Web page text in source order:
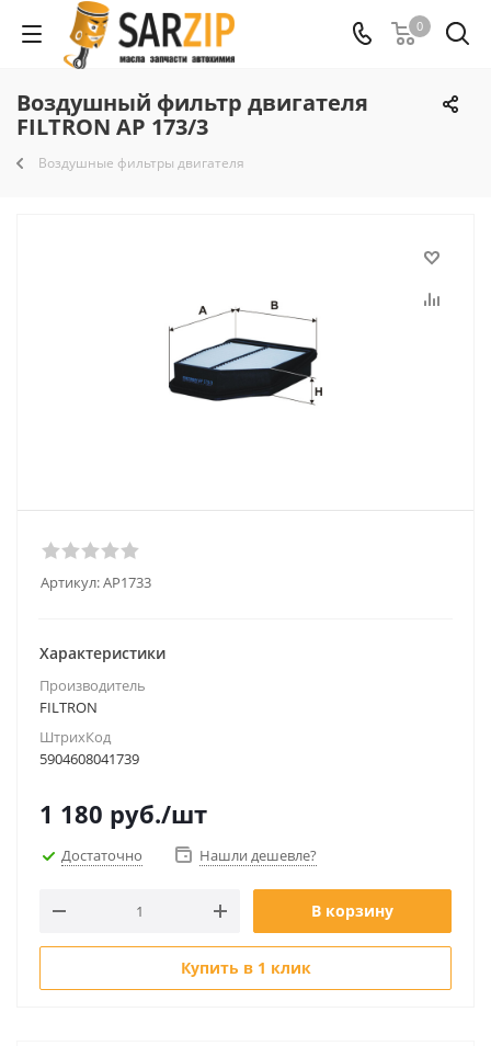
0
Воздушный фильтр двигателя
FILTRON AP 173/3
Воздушные фильтры двигателя
Артикул:AP1733
Характеристики
Производитель
FILTRON
ШтрихКод
5904608041739
1 180 руб./шт
Достаточно Нашли дешевле?
В корзину
Купить в 1 клик